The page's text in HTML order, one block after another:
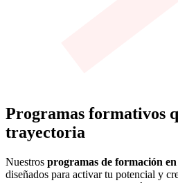
Programas formativos
trayectoria
Nuestros programas de formación
diseñados para activar tu potencial y